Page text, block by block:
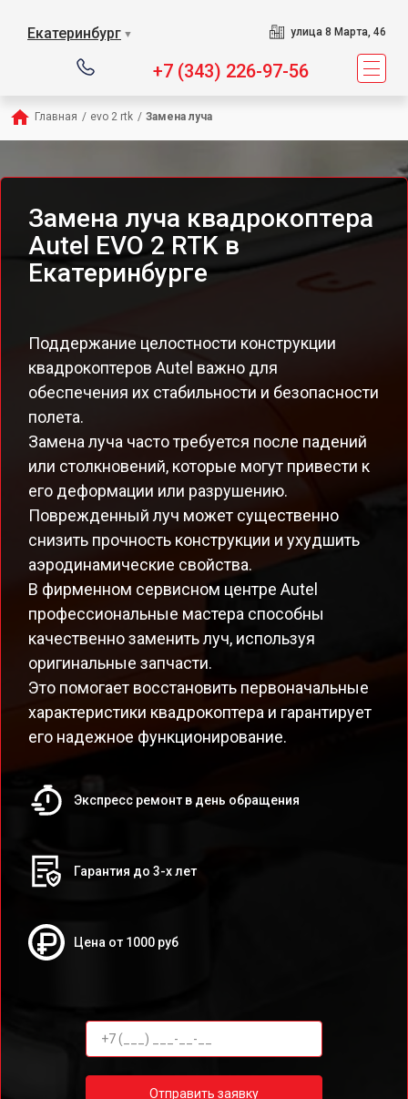
Екатеринбург ▼ улица 8 Марта, 46
+7 (343) 226-97-56
Главная / evo 2 rtk / Замена луча
Замена луча квадрокоптера
Autel EVO 2 RTK в
Екатеринбурге
Поддержание целостности конструкции
квадрокоптеров Autel важно для
обеспечения их стабильности и безопасности
полета.
Замена луча часто требуется после падений
или столкновений, которые могут привести к
его деформации или разрушению.
Поврежденный луч может существенно
снизить прочность конструкции и ухудшить
аэродинамические свойства.
В фирменном сервисном центре Autel
профессиональные мастера способны
качественно заменить луч, используя
оригинальные запчасти.
Это помогает восстановить первоначальные
характеристики квадрокоптера и гарантирует
его надежное функционирование.
Экспресс ремонт в день обращения
Гарантия до 3-х лет
Цена от 1000 руб
Отправить заявку